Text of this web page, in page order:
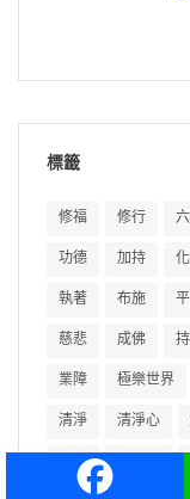
標籤
修福 修行
功德 加持
執著 布施
慈悲 成佛
業障 極樂世界
清淨 清淨心
自性